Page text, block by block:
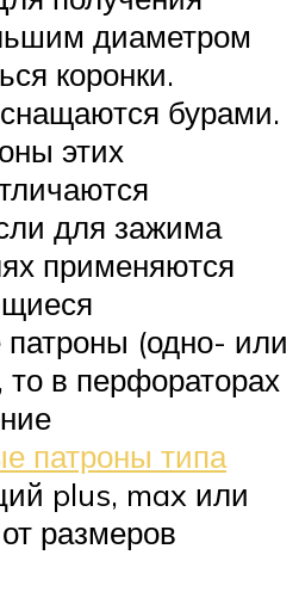
диаметром
коронки.
бурами.
этих
для зажима
применяются
патроны (одно- или
в перфораторах
патроны типа
plus, max или
размеров